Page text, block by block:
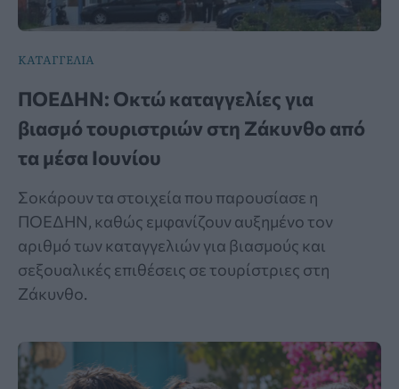
ΚΑΤΑΓΓΕΛΙΑ
ΠΟΕΔΗΝ: Οκτώ καταγγελίες για
βιασμό τουριστριών στη Ζάκυνθο από
τα μέσα Ιουνίου
Σοκάρουν τα στοιχεία που παρουσίασε η
ΠΟΕΔΗΝ, καθώς εμφανίζουν αυξημένο τον
αριθμό των καταγγελιών για βιασμούς και
σεξουαλικές επιθέσεις σε τουρίστριες στη
Ζάκυνθο.